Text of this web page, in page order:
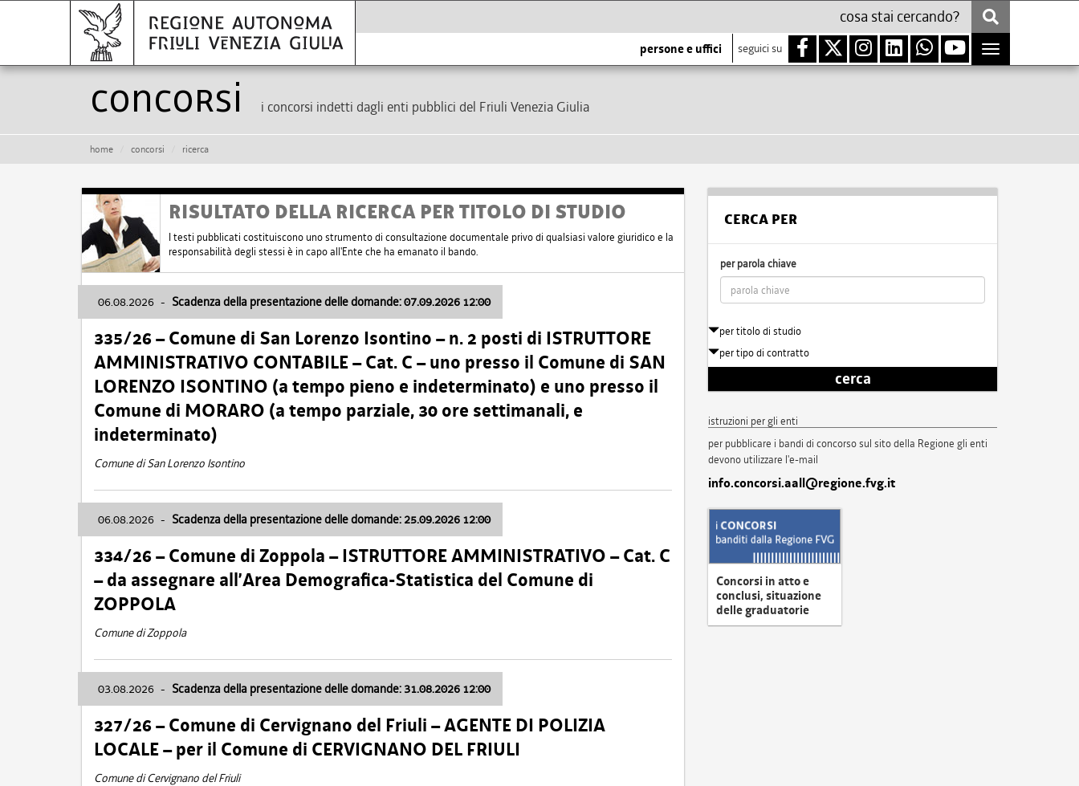
persone e uffici seguici su
Toggle
navigation
Concorsi i concorsi indetti dagli enti pubblici del Friuli Venezia Giulia
home concorsi ricerca
RISULTATO DELLA RICERCA PER TITOLO DI STUDIO
I testi pubblicati costituiscono uno strumento di consultazione documentale privo di qualsiasi valore giuridico e la
responsabilità degli stessi è in capo all'Ente che ha emanato il bando.
06.08.2026 - Scadenza della presentazione delle domande: 07.09.2026 12:00
335/26 – Comune di San Lorenzo Isontino – n. 2 posti di ISTRUTTORE
AMMINISTRATIVO CONTABILE – Cat. C – uno presso il Comune di SAN
LORENZO ISONTINO (a tempo pieno e indeterminato) e uno presso il
Comune di MORARO (a tempo parziale, 30 ore settimanali, e
indeterminato)
Comune di San Lorenzo Isontino
06.08.2026 - Scadenza della presentazione delle domande: 25.09.2026 12:00
334/26 – Comune di Zoppola – ISTRUTTORE AMMINISTRATIVO – Cat. C
– da assegnare all’Area Demografica-Statistica del Comune di
ZOPPOLA
Comune di Zoppola
03.08.2026 - Scadenza della presentazione delle domande: 31.08.2026 12:00
327/26 – Comune di Cervignano del Friuli – AGENTE DI POLIZIA
LOCALE – per il Comune di CERVIGNANO DEL FRIULI
Comune di Cervignano del Friuli
CERCA PER
per parola chiave
per titolo di studio
per tipo di contratto
cerca
istruzioni per gli enti
per pubblicare i bandi di concorso sul sito della Regione gli enti
devono utilizzare l'e-mail
info.concorsi.aall@regione.fvg.it
Concorsi in atto e
conclusi, situazione
delle graduatorie